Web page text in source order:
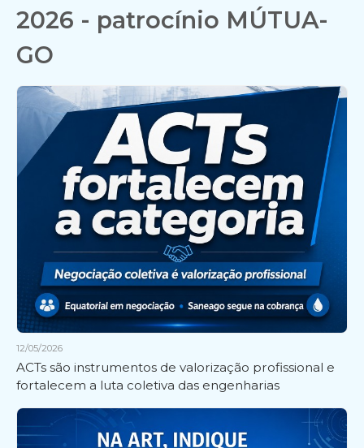
2026 - patrocínio MÚTUA-
GO
12/05/2026
ACTs são instrumentos de valorização profissional e
fortalecem a luta coletiva das engenharias